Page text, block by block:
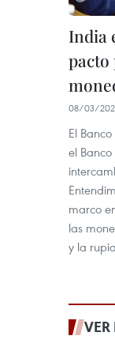
India
pacto
08/03/
El
el
marco
las
y la